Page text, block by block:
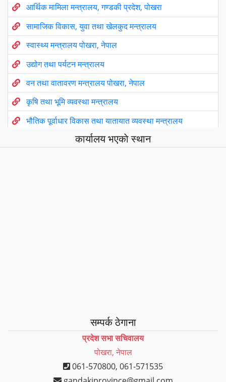
आर्थिक मामिला मन्त्रालय, गण्डकी प्रदेश, पोखरा
सामाजिक विकास, युवा तथा खेलकुद मन्त्रालय
स्वास्थ्य मन्त्रालय पोखरा, नेपाल
उद्योग तथा पर्यटन मन्त्रालय
वन तथा वातावरण मन्त्रालय पोखरा, नेपाल
कृषि तथा भूमि व्यवस्था मन्त्रालय
भौतिक पूर्वाधार विकास तथा यातायात व्यवस्था मन्त्रालय
उर्जा, जलस्रोत तथा खानेपानी मन्त्रालय
कार्यालय भएकाे स्थान
सम्पर्क ठेगाना
प्रदेश सभा सचिवालय
पोखरा, नेपाल
061-570800, 061-571535